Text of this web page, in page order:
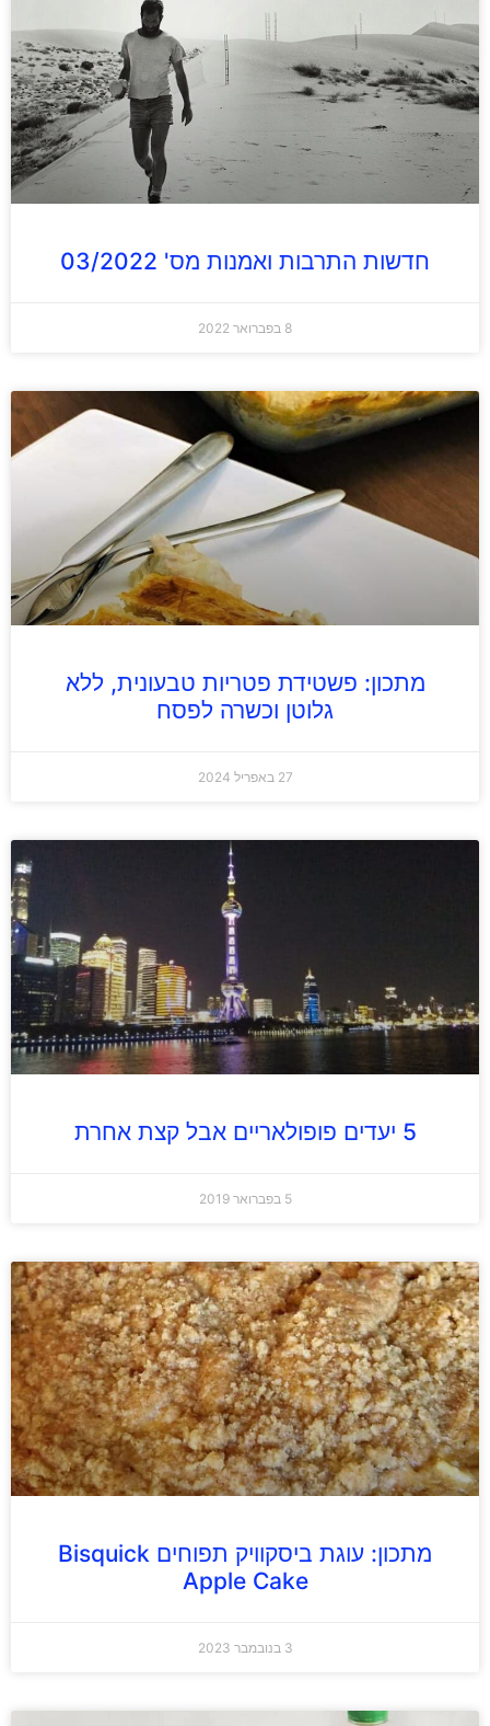
חדשות התרבות ואמנות מס' 03/2022
8 בפברואר 2022
מתכון: פשטידת פטריות טבעונית, ללא
גלוטן וכשרה לפסח
27 באפריל 2024
5 יעדים פופולאריים אבל קצת אחרת
5 בפברואר 2019
מתכון: עוגת ביסקוויק תפוחים Bisquick
Apple Cake
3 בנובמבר 2023